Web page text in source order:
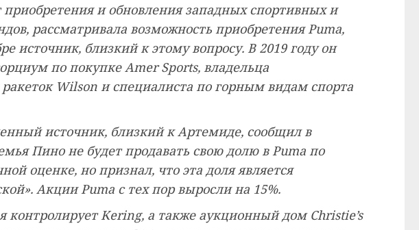
и обновления западных спортивных и
рассматривала возможность приобретения Puma,
источник, близкий к этому вопросу. В 2019 году он
по покупке Amer Sports, владельца
ракеток Wilson и специалиста по горным видам спорта
источник, близкий к Артемиде, сообщил в
Пино не будет продавать свою долю в Puma по
оценке, но признал, что эта доля является
Акции Puma с тех пор выросли на 15%.
контролирует Kering, а также аукционный дом Christie’s